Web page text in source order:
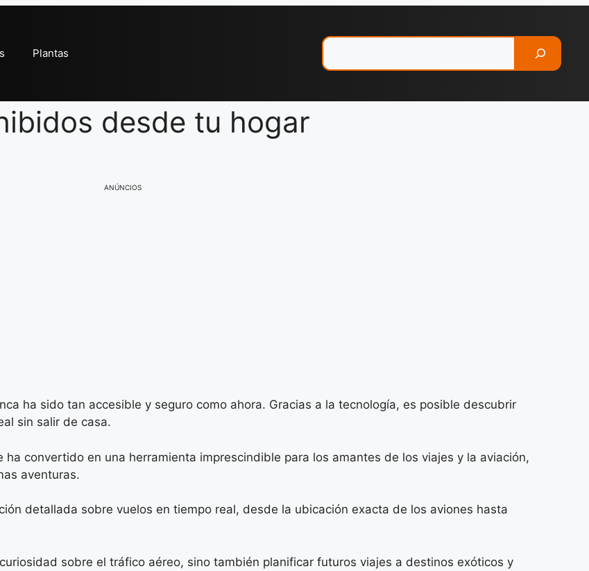
Plantas
desde tu hogar
ANÚNCIOS
ha sido tan accesible y seguro como ahora. Gracias a la tecnología, es posible descubrir
sin salir de casa.
convertido en una herramienta imprescindible para los amantes de los viajes y la aviación,
aventuras.
detallada sobre vuelos en tiempo real, desde la ubicación exacta de los aviones hasta
sobre el tráfico aéreo, sino también planificar futuros viajes a destinos exóticos y